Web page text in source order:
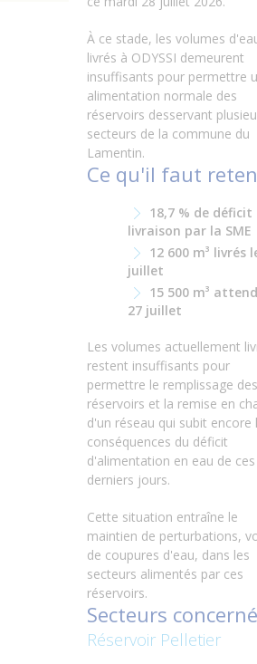
À ce stade, les volumes
livrés à ODYSSI demeurent
insuffisants pour permettre
alimentation normale des
réservoirs desservant
secteurs de la commune du
Lamentin.
Ce qu'il faut
18,7 % de déficit
livraison par la SME
12 600 m³ livrés
juillet
15 500 m³
27 juillet
Les volumes actuellement
restent insuffisants pour
permettre le remplissage des
réservoirs et la remise en
d'un réseau qui subit encore
conséquences du déficit
d'alimentation en eau de ces
derniers jours.
Cette situation entraîne le
maintien de perturbations,
de coupures d'eau, dans les
secteurs alimentés par ces
réservoirs.
Secteurs
Réservoir Pelletier